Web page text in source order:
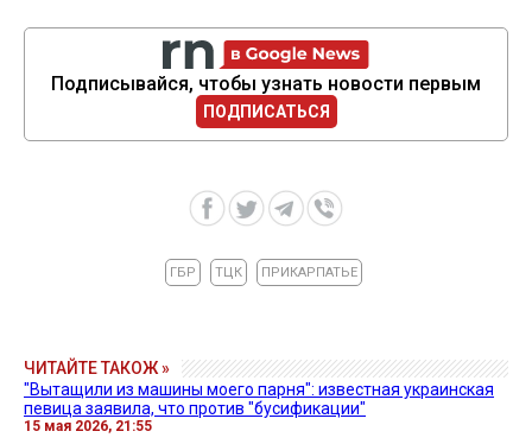
Подписывайся, чтобы узнать новости первым
ПОДПИСАТЬСЯ
ГБР ТЦК ПРИКАРПАТЬЕ
ЧИТАЙТЕ ТАКОЖ »
"Вытащили из машины моего парня": известная украинская
певица заявила, что против "бусификации"
15 мая 2026, 21:55